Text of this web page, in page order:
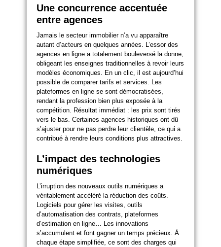
Une concurrence accentuée
entre agences
Jamais le secteur immobilier n’a vu apparaître
autant d’acteurs en quelques années. L’essor des
agences en ligne a totalement bouleversé la donne,
obligeant les enseignes traditionnelles à revoir leurs
modèles économiques. En un clic, il est aujourd’hui
possible de comparer tarifs et services. Les
plateformes en ligne se sont démocratisées,
rendant la profession bien plus exposée à la
compétition. Résultat immédiat : les prix sont tirés
vers le bas. Certaines agences historiques ont dû
s’ajuster pour ne pas perdre leur clientèle, ce qui a
contribué à rendre leurs conditions plus attractives.
L’impact des technologies
numériques
L’irruption des nouveaux outils numériques a
véritablement accéléré la réduction des coûts.
Logiciels pour gérer les visites, outils
d’automatisation des contrats, plateformes
d’estimation en ligne… Les innovations
s’accumulent et font gagner un temps précieux. À
chaque étape simplifiée, ce sont des charges qui